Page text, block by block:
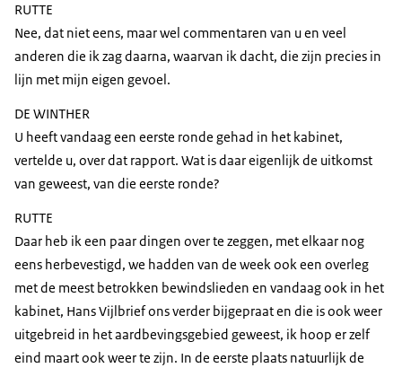
RUTTE
Nee, dat niet eens, maar wel commentaren van u en veel
anderen die ik zag daarna, waarvan ik dacht, die zijn precies in
lijn met mijn eigen gevoel.
DE WINTHER
U heeft vandaag een eerste ronde gehad in het kabinet,
vertelde u, over dat rapport. Wat is daar eigenlijk de uitkomst
van geweest, van die eerste ronde?
RUTTE
Daar heb ik een paar dingen over te zeggen, met elkaar nog
eens herbevestigd, we hadden van de week ook een overleg
met de meest betrokken bewindslieden en vandaag ook in het
kabinet, Hans Vijlbrief ons verder bijgepraat en die is ook weer
uitgebreid in het aardbevingsgebied geweest, ik hoop er zelf
eind maart ook weer te zijn. In de eerste plaats natuurlijk de